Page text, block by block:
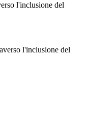
l'inclusione del
l'inclusione del